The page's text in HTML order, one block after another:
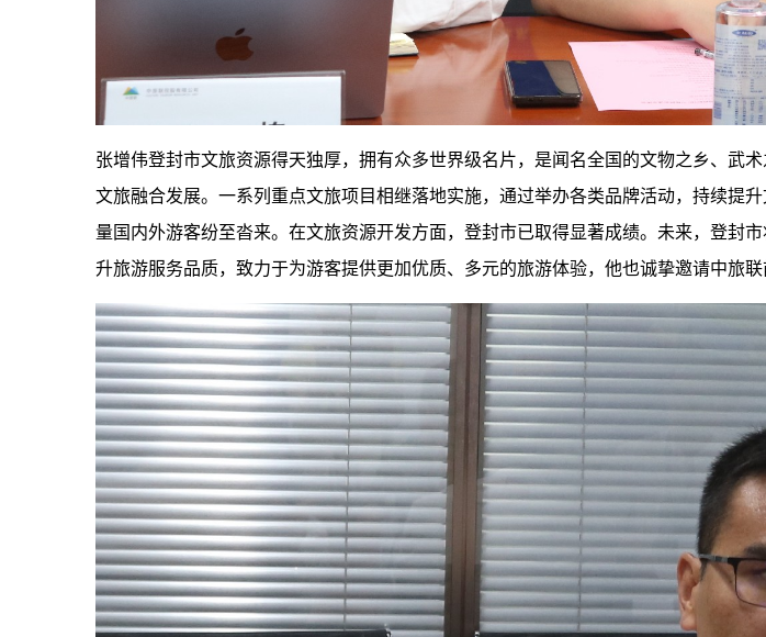
张增伟登封市文旅资源得天独厚，拥有众多世界级名片，是闻名全国的文物之乡、武
文旅融合发展。一系列重点文旅项目相继落地实施，通过举办各类品牌活动，持续提
量国内外游客纷至沓来。在文旅资源开发方面，登封市已取得显著成绩。未来，登封
升旅游服务品质，致力于为游客提供更加优质、多元的旅游体验，他也诚挚邀请中旅联